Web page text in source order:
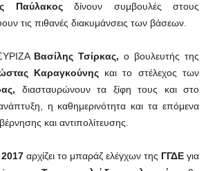
Παύλακοςδίνουν συμβουλές στους
τις πιθανές διακυμάνσεις των βάσεων.
Βασίλης Τσίρκας, ο βουλευτής της
Καραγκούνηςκαι το στέλεχος των
διασταυρώνουν τα ξίφη τους και στο
η καθημερινότητα και τα επόμενα
και αντιπολίτευσης.
2017 αρχίζει το μπαράζ ελέγχων της ΓΓΔΕ για